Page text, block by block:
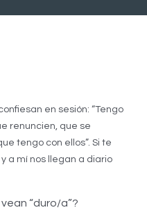
en sesión: “Tengo
renuncien, que se
tengo con ellos”. Si te
a mí nos llegan a diario
“duro/a”?